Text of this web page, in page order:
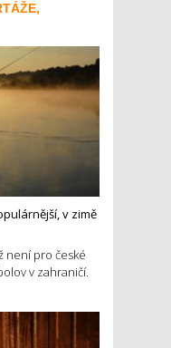
v zimě
není pro české
v zahraničí.